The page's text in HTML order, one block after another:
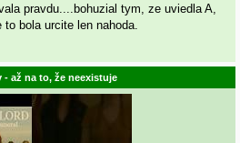
pravdu....bohuzial tym, ze uviedla A,
bola urcite len nahoda.
až na to, že neexistuje